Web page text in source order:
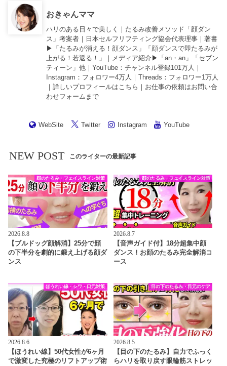
おきゃんママ
ハリのある日々で美しく｜たるみ改善メソッド「顔ダン
ス」考案者｜日本セルフリフティング協会代表理事｜著書
▶︎「 たるみが消える！顔ダンス 」「 顔ダンスで即たるみが
上がる！若返る！ 」｜メディア紹介▶︎「an・an」「セブン
ティーン」他｜YouTube ：チャンネル登録101万人｜
Instagram ：フォロワー4万人｜Threads ：フォロワー1万人
｜詳しいプロフィールはこちら ｜お仕事の依頼はお問い合
わせフォーム まで
WebSite Twitter Instagram YouTube
NEW POST このライターの最新記事
顔のたるみ・フェイスライン対策
2026.8.8
【ブルドッグ顔解消】25分で顔
の下半分を劇的に鍛え上げる顔ダ
ンス
顔のたるみ・フェイスライン対策
2026.8.7
【音声ガイド付】18分超集中顔
ダンス！お顔のたるみ完全解消コ
ース
ほうれい線・シワ・口元対策
2026.8.6
【ほうれい線】50代女性が6ヶ月
で激変した究極のリフトアップ術
目の下のたるみ・目元のケア
2026.8.5
【目の下のたるみ】自力でふっく
らハリを取り戻す眼輪筋ストレッ